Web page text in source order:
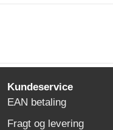
Kundeservice
EAN betaling
Fragt og levering